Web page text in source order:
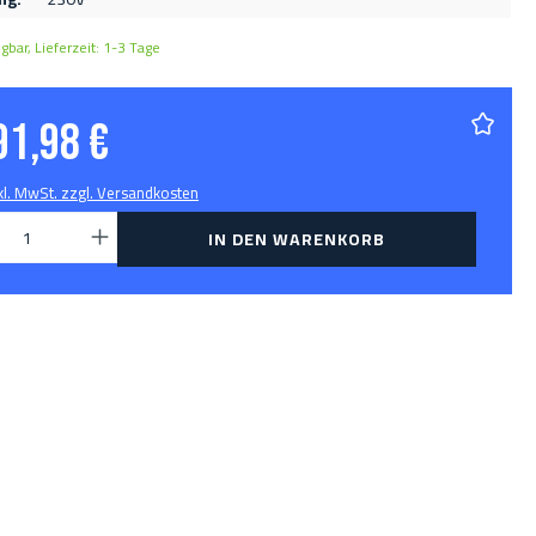
Lieferzeit: 1-3 Tage
€
MwSt. zzgl. Versandkosten
Anzahl: Gib den gewünschten Wert
IN DEN WARENKORB